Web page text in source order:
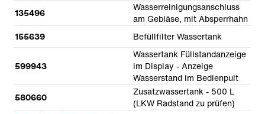
135496
Wasserreinigungsanschluss
am Gebläse, mit Absperrhahn
155639
Befüllfilter Wassertank
599943
Wassertank Füllstandanzeige
im Display - Anzeige
Wasserstand im Bedienpult
580660
Zusatzwassertank - 500 L
(LKW Radstand zu prüfen)